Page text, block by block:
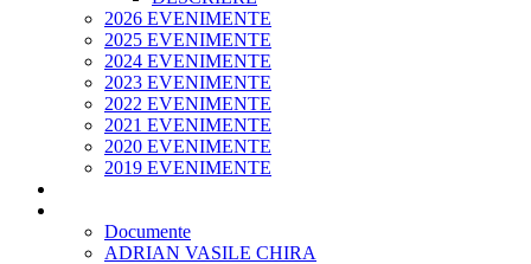
2026 EVENIMENTE
2025 EVENIMENTE
2024 EVENIMENTE
2023 EVENIMENTE
2022 EVENIMENTE
2021 EVENIMENTE
2020 EVENIMENTE
2019 EVENIMENTE
Documente
ADRIAN VASILE CHIRA